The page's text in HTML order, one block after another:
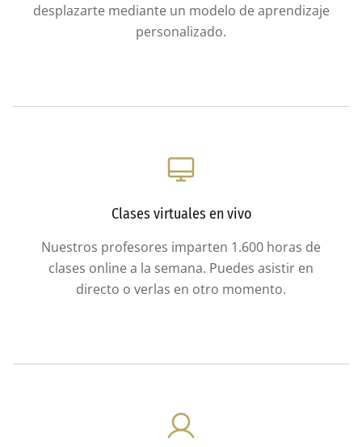
desplazarte mediante un modelo de aprendizaje
personalizado.
Clases virtuales en vivo
Nuestros profesores imparten 1.600 horas de
clases online a la semana. Puedes asistir en
directo o verlas en otro momento.